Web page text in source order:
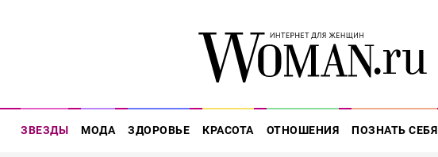
ЗВЕЗДЫ МОДА ЗДОРОВЬЕ КРАСОТА ОТНОШЕНИЯ ПОЗНАТЬ СЕБЯ